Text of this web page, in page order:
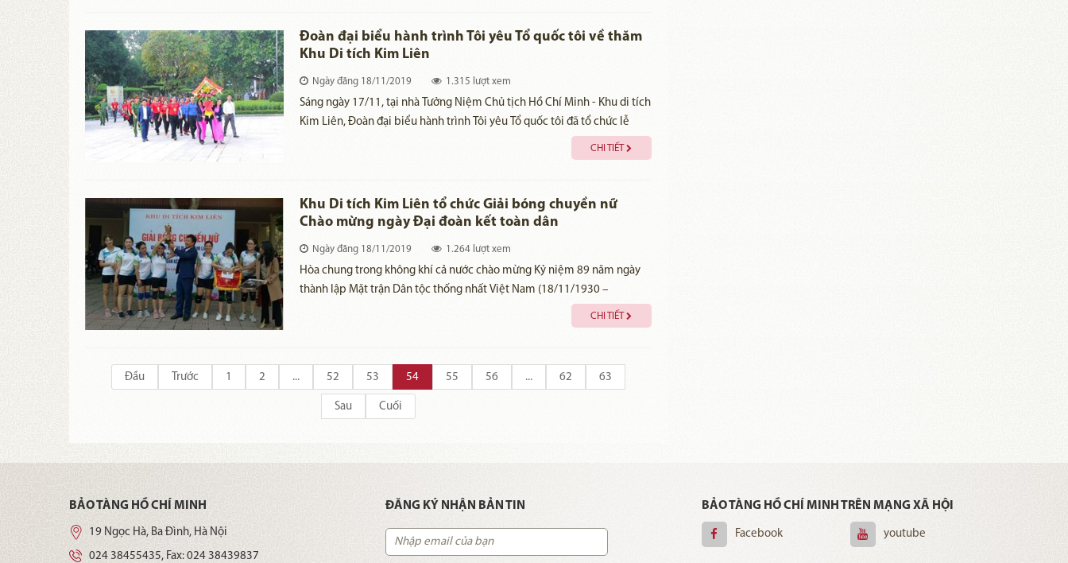
Triển lãm chuyên đề “50 năm thực hiện Di chúc của Chủ tịch Hồ Chí
Minh. 1969-2019” trên địa bàn huyện Quảng Điền, trong 02 ngày, ngày
Đoàn đại biểu hành trình Tôi yêu Tổ quốc tôi về thăm
Khu Di tích Kim Liên
Ngày đăng18/11/2019 1.315 lượt xem
Sáng ngày 17/11, tại nhà Tưởng Niệm Chủ tịch Hồ Chí Minh - Khu di tích
Kim Liên, Đoàn đại biểu hành trình Tôi yêu Tổ quốc tôi đã tổ chức lễ
dâng hương, dâng hoa báo công và trồng vườn cây lưu niệm.
CHI TIẾT
Khu Di tích Kim Liên tổ chức Giải bóng chuyền nữ
Chào mừng ngày Đại đoàn kết toàn dân
Ngày đăng18/11/2019 1.264 lượt xem
​Hòa chung trong không khí cả nước chào mừng Kỷ niệm 89 năm ngày
thành lập Mặt trận Dân tộc thống nhất Việt Nam (18/11/1930 –
18/11/2019) và Ngày hội đại đoàn kết toàn dân tộc, Khu di tích Kim Liên
phối hợp tổ chức giao lưu bóng chuyền giữa Nữ cán bộ Khu di tích Kim
CHI TIẾT
Đầu Trước 1 2 ... 52 53 54 55 56 ... 62 63
Sau Cuối
BẢO TÀNG HỒ CHÍ MINH
19 Ngọc Hà, Ba Đình, Hà Nội
024 38455435, Fax: 024 38439837
ĐĂNG KÝ NHẬN BẢN TIN BẢO TÀNG HỒ CHÍ MINH TRÊN MẠNG XÃ HỘI
Facebook youtube